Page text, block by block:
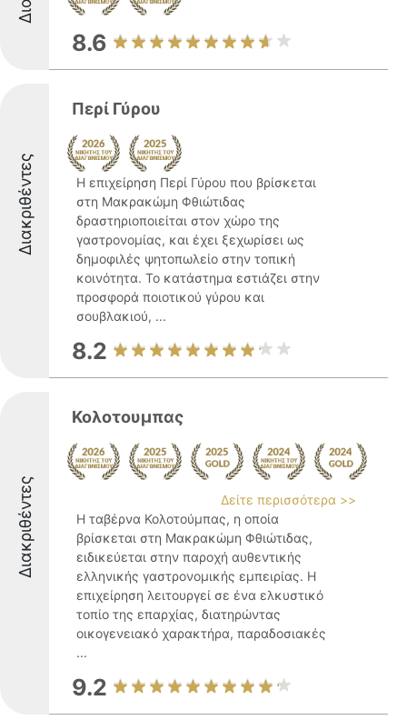
8.6
Διακριθέντες
Περί Γύρου
Η επιχείρηση Περί Γύρου που βρίσκεται
στη Μακρακώμη Φθιώτιδας
δραστηριοποιείται στον χώρο της
γαστρονομίας, και έχει ξεχωρίσει ως
δημοφιλές ψητοπωλείο στην τοπική
κοινότητα. Το κατάστημα εστιάζει στην
προσφορά ποιοτικού γύρου και
σουβλακιού, ...
8.2
Διακριθέντες
Κολοτουμπας
Δείτε περισσότερα >>
Η ταβέρνα Κολοτούμπας, η οποία
βρίσκεται στη Μακρακώμη Φθιώτιδας,
ειδικεύεται στην παροχή αυθεντικής
ελληνικής γαστρονομικής εμπειρίας. Η
επιχείρηση λειτουργεί σε ένα ελκυστικό
τοπίο της επαρχίας, διατηρώντας
οικογενειακό χαρακτήρα, παραδοσιακές
...
9.2